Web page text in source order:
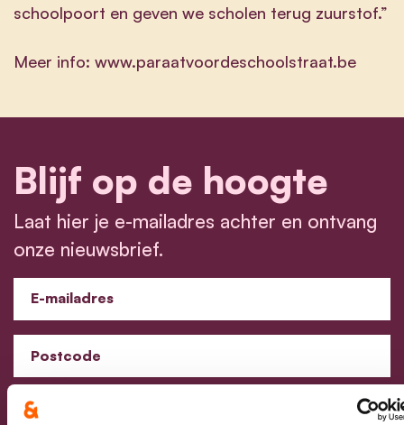
schoolpoort en geven we scholen terug zuurstof.”
Meer info: www.paraatvoordeschoolstraat.be
Blijf op de hoogte
Laat hier je e-mailadres achter en ontvang
onze nieuwsbrief.
E-mailadres
Postcode